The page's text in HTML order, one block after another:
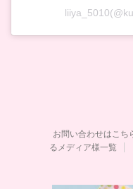
お問い合わせはこち
るメディア様一覧